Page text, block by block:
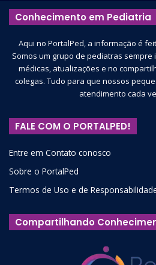
Conhecimento em Pediatria
Aqui no PortalPed, a informação é
Somos um grupo de pediatras
médicas, atualizações e no
colegas. Tudo para que nossos
atendimento cada
FALE COM O PORTALPED!
Entre em Contato conosco
Sobre o PortalPed
Termos de Uso e de
Compartilhando